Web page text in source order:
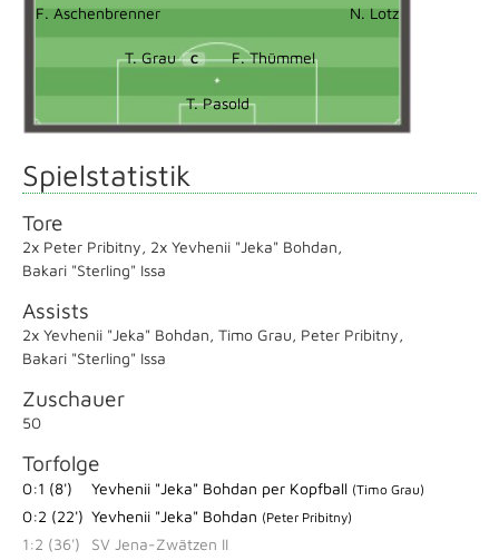
F. Aschenbrenner N. Lotz
T. Grau C F. Thümmel
T. Pasold
Spielstatistik
Tore
2x Peter Pribitny, 2x Yevhenii "Jeka" Bohdan,
Bakari "Sterling" Issa
Assists
2x Yevhenii "Jeka" Bohdan, Timo Grau, Peter Pribitny,
Bakari "Sterling" Issa
Zuschauer
50
Torfolge
0:1 (8') Yevhenii "Jeka" Bohdan per Kopfball (Timo Grau)
0:2 (22') Yevhenii "Jeka" Bohdan (Peter Pribitny)
1:2 (36')
SV Jena-Zwätzen II